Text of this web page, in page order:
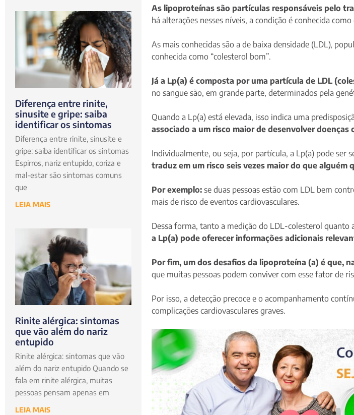
Diferença entre rinite,
sinusite e gripe: saiba
identificar os sintomas
Diferença entre rinite, sinusite e
gripe: saiba identificar os sintomas
Espirros, nariz entupido, coriza e
mal-estar são sintomas comuns
que
LEIA MAIS
Rinite alérgica: sintomas
que vão além do nariz
entupido
Rinite alérgica: sintomas que vão
além do nariz entupido Quando se
fala em rinite alérgica, muitas
pessoas pensam apenas em
LEIA MAIS
As lipoproteínas são partículas responsáveis pelo
há alterações nesses níveis, a condição é conhecida
As mais conhecidas são a de baixa densidade (LDL),
conhecida como “colesterol bom”.
Já a Lp(a) é composta por uma partícula de LDL
no sangue são, em grande parte, determinados pela
Quando a Lp(a) está elevada, isso indica uma
associado a um risco maior de desenvolver doenças
Individualmente, ou seja, por partícula, a Lp(a) pode ser
traduz em um risco seis vezes maior do que alguém
Por exemplo: se duas pessoas estão com LDL bem
mais de risco de eventos cardiovasculares.
Dessa forma, tanto a medição do LDL-colesterol quanto
a Lp(a) pode oferecer informações adicionais
Por fim, um dos desafios da lipoproteína (a) é que,
que muitas pessoas podem conviver com esse fator de
Por isso, a detecção precoce e o acompanhamento
complicações cardiovasculares graves.